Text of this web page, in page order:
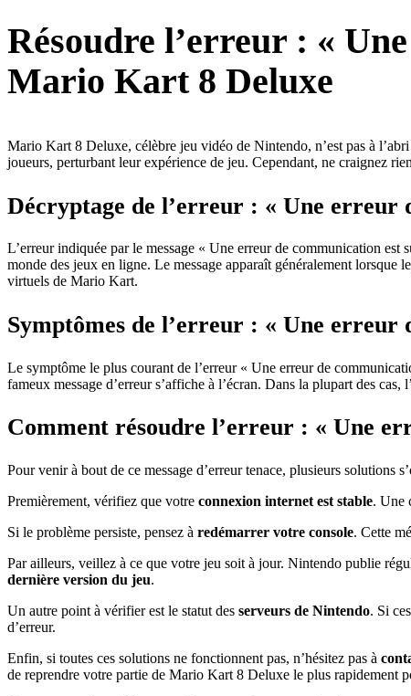
Résoudre l’erreur : «
Mario Kart 8 Deluxe
Mario Kart 8 Deluxe, célèbre jeu vidéo de Nintendo, n’est pas à
joueurs, perturbant leur expérience de jeu. Cependant, ne craignez
Décryptage de l’erreur : « Une erreur
L’erreur indiquée par le message « Une erreur de communication
monde des jeux en ligne. Le message apparaît généralement
virtuels de Mario Kart.
Symptômes de l’erreur : « Une
Le symptôme le plus courant de l’erreur « Une erreur de
fameux message d’erreur s’affiche à l’écran. Dans la plupart des
Comment résoudre l’erreur : « Une
Pour venir à bout de ce message d’erreur tenace, plusieurs solutions
Premièrement, vérifiez que votre connexion internet est stable. Une
Si le problème persiste, pensez à redémarrer votre console. Cette
Par ailleurs, veillez à ce que votre jeu soit à jour. Nintendo publie
dernière version du jeu.
Un autre point à vérifier est le statut des serveurs de Nintendo. Si
d’erreur.
Enfin, si toutes ces solutions ne fonctionnent pas, n’hésitez pas à
de reprendre votre partie de Mario Kart 8 Deluxe le plus rapidement